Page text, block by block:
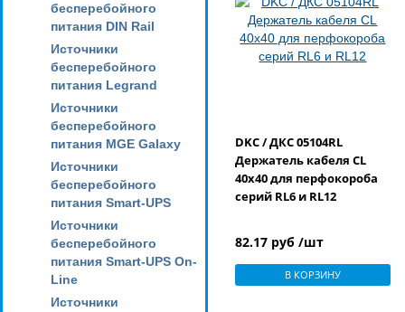
бесперебойного
питания DIN Rail
Источники
бесперебойного
питания Legrand
Источники
бесперебойного
питания MGE Galaxy
Источники
бесперебойного
питания Smart-UPS
Источники
бесперебойного
питания Smart-UPS On-
Line
Источники
DKC / ДКС 05104RL
Держатель кабеля CL
40x40 для перфокороба
серий RL6 и RL12
82.17 руб /шт
В КОРЗИНУ